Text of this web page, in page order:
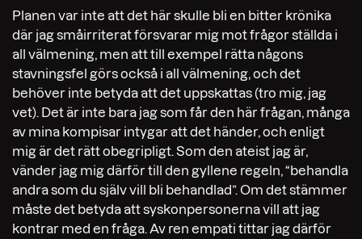
Planen var inte att det här skulle bli en bitter krönika
där jag småirriterat försvarar mig mot frågor ställda i
all välmening, men att till exempel rätta någons
stavningsfel görs också i all välmening, och det
behöver inte betyda att det uppskattas (tro mig, jag
vet). Det är inte bara jag som får den här frågan, många
av mina kompisar intygar att det händer, och enligt
mig är det rätt obegripligt. Som den ateist jag är,
vänder jag mig därför till den gyllene regeln, “behandla
andra som du själv vill bli behandlad”. Om det stämmer
måste det betyda att syskonpersonerna vill att jag
kontrar med en fråga. Av ren empati tittar jag därför